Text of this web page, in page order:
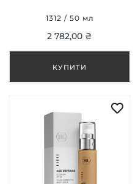
1312 / 50 мл
2 782,00 ₴